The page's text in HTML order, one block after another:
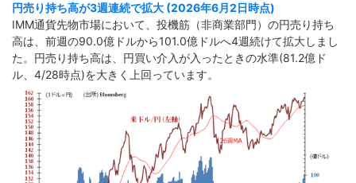
円売り持ち高が3週連続で拡大 (2026年6月2日時点)
IMM通貨先物市場において、投機筋（非商業部門）の円売り持ち
高は、前週の90.0億ドルから101.0億ドルへ4週続けて拡大しまし
た。円売り持ち高は、円買い介入が入ったときの水準(81.2億ド
ル、4/28時点)を大きく上回っています。